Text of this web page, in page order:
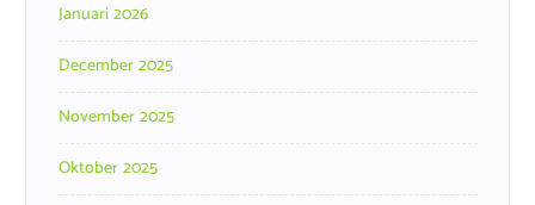
Januari 2026
December 2025
November 2025
Oktober 2025